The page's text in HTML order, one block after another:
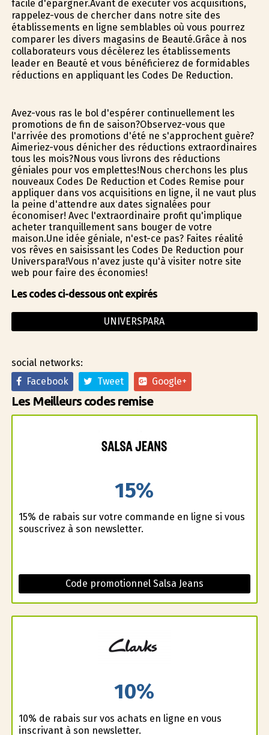
facile d'épargner.Avant de exécuter vos acquisitions,
rappelez-vous de chercher dans notre site des
établissements en ligne semblables où vous pourrez
comparer les divers magasins de Beauté.Grâce à nos
collaborateurs vous décèlerez les établissements
leader en Beauté et vous bénéficierez de formidables
réductions en appliquant les Codes De Reduction.
Avez-vous ras le bol d'espérer continuellement les
promotions de fin de saison?Observez-vous que
l'arrivée des promotions d'été ne s'approchent guère?
Aimeriez-vous dénicher des réductions extraordinaires
tous les mois?Nous vous livrons des réductions
géniales pour vos emplettes!Nous cherchons les plus
nouveaux Codes De Reduction et Codes Remise pour
appliquer dans vos acquisitions en ligne, il ne vaut plus
la peine d'attendre aux dates signalées pour
économiser! Avec l'extraordinaire profit qu'implique
acheter tranquillement sans bouger de votre
maison.Une idée géniale, n'est-ce pas? Faites réalité
vos rêves en saisissant les Codes De Reduction pour
Universpara!Vous n'avez juste qu'à visiter notre site
web pour faire des économies!
Les codes ci-dessous ont expirés
UNIVERSPARA
social networks:
Facebook
Tweet Google+
Les Meilleurs codes remise
15%
15% de rabais sur votre commande en ligne si vous
souscrivez à son newsletter.
Code promotionnel Salsa Jeans
10%
10% de rabais sur vos achats en ligne en vous
inscrivant à son newsletter.